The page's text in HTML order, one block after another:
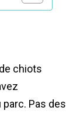
chiots
Pas des